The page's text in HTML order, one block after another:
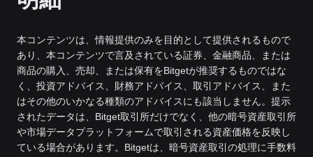
本コンテンツは、情報提供のみを目的として提供されるもので
あり、本コンテンツで言及されている証券、金融商品、または
商品の購入、売却、または保有をBitgetが推奨するものではな
く、投資アドバイス、財務アドバイス、取引アドバイス、また
はその他のいかなる種類のアドバイスにも該当しません。提示
されたデータは、Bitget取引所だけでなく、他の暗号資産取引所
や市場データプラットフォームで取引される資産価格を反映し
ている場合があります。Bitgetは、暗号資産取引の処理に手数料